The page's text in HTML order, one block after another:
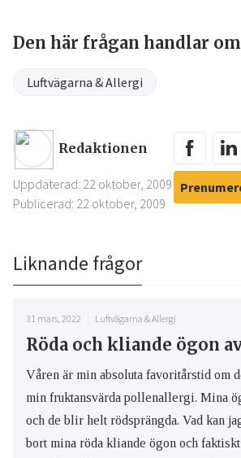
Den här frågan handlar
Luftvägarna & Allergi
Redaktionen
Uppdaterad: 22 oktober, 2009
Publicerad: 22 oktober, 2009
Liknande frågor
31 mars, 2022 Luftvägarna & Allergi
Röda och kliande ögon
Våren är min absoluta favoritårstid om
min fruktansvärda pollenallergi. Mina
och de blir helt rödsprängda. Vad kan
bort mina röda kliande ögon och